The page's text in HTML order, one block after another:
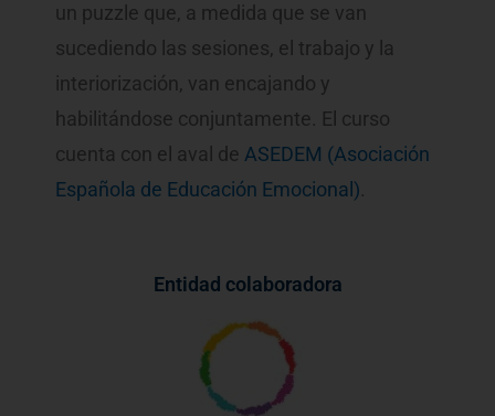
un puzzle que, a medida que se van
sucediendo las sesiones, el trabajo y la
interiorización, van encajando y
habilitándose conjuntamente. El curso
cuenta con el aval de ASEDEM (Asociación
Española de Educación Emocional)
Entidad colaboradora